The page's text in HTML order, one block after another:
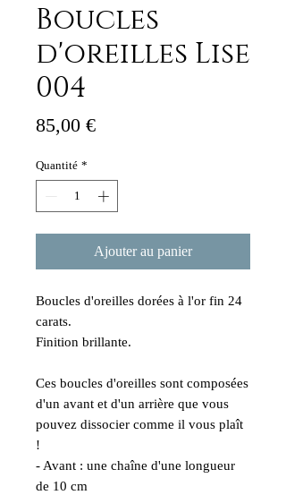
Boucles
d'oreilles Lise
004
85,00 €Prix
Quantité *
Ajouter au panier
Boucles d'oreilles dorées à l'or fin 24
carats.
Finition brillante.
Ces boucles d'oreilles sont composées
d'un avant et d'un arrière que vous
pouvez dissocier comme il vous plaît
!
- Avant : une chaîne d'une longueur
de 10 cm